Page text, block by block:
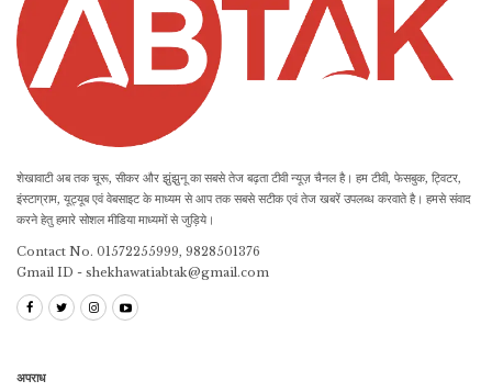
शेखावाटी अब तक चूरू, सीकर और झुंझुनू का सबसे तेज बढ़ता टीवी न्यूज़ चैनल है। हम टीवी, फेसबुक, ट्विटर,
इंस्टाग्राम, यूट्यूब एवं वेबसाइट के माध्यम से आप तक सबसे सटीक एवं तेज खबरें उपलब्ध करवाते है। हमसे संवाद
करने हेतु हमारे सोशल मीडिया माध्यमों से जुड़िये।
Contact No. 01572255999, 9828501376
Gmail ID - shekhawatiabtak@gmail.com
अपराध